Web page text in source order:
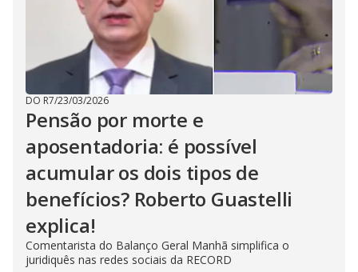
DO R7/23/03/2026
Pensão por morte e
aposentadoria: é possível
acumular os dois tipos de
benefícios? Roberto Guastelli
explica!
Comentarista do Balanço Geral Manhã simplifica o
juridiquês nas redes sociais da RECORD